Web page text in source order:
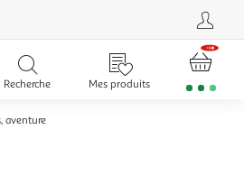
Recherche Mes produits
aventure